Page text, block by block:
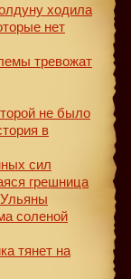
ходила
нет
тревожат
не было
в
сил
грешница
соленой
тянет на